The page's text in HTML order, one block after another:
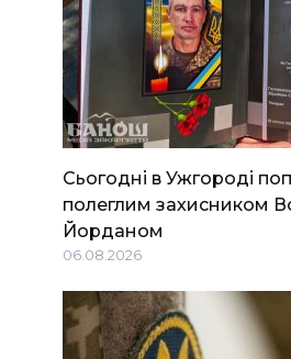
Сьогодні в Ужгороді
полеглим захисником
Йорданом
06.08.2026